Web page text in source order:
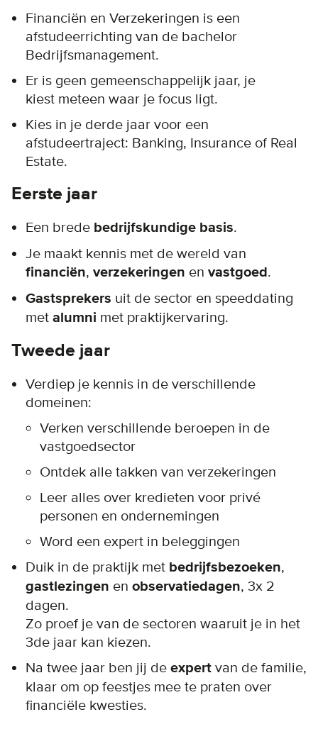
Financiën en Verzekeringen is een
afstudeerrichting van de bachelor
Bedrijfsmanagement.
Er is geen gemeenschappelijk jaar, je
kiest meteen waar je focus ligt.
Kies in je derde jaar voor een
afstudeertraject: Banking, Insurance of Real
Estate.
Eerste jaar
Een brede bedrijfskundige basis.
Je maakt kennis met de wereld van
financiën, verzekeringen en vastgoed.
Gastsprekers uit de sector en speeddating
met alumni met praktijkervaring.
Tweede jaar
Verdiep je kennis in de verschillende
domeinen:
Verken verschillende beroepen in de
vastgoedsector
Ontdek alle takken van verzekeringen
Leer alles over kredieten voor privé
personen en ondernemingen
Word een expert in beleggingen
Duik in de praktijk met bedrijfsbezoeken,
gastlezingen en observatiedagen, 3x 2
dagen.
Zo proef je van de sectoren waaruit je in het
3de jaar kan kiezen.
Na twee jaar ben jij de expert van de familie,
klaar om op feestjes mee te praten over
financiële kwesties.